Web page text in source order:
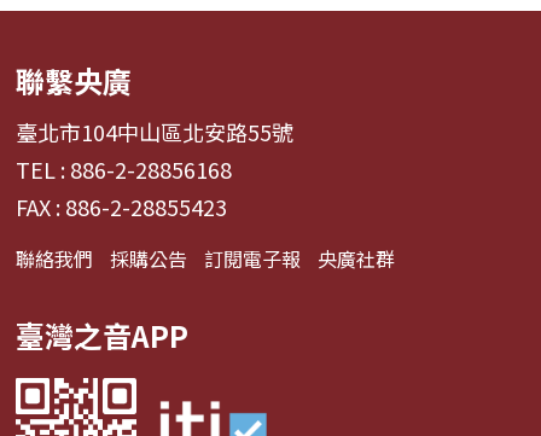
聯繫央廣
臺北市104中山區北安路55號
TEL : 886-2-28856168
FAX : 886-2-28855423
聯絡我們 採購公告 訂閱電子報 央廣社群
臺灣之音APP